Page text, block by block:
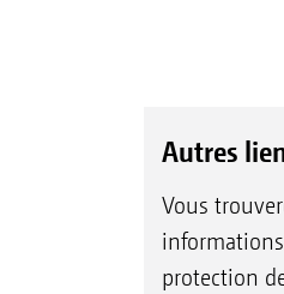
Autres
Vous
protection